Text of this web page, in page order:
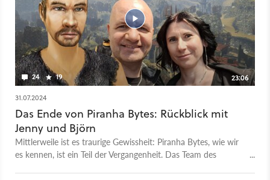
24 19
23:06
31.07.2024
Das Ende von Piranha Bytes: Rückblick mit
Jenny und Björn
Mittlerweile ist es traurige Gewissheit: Piranha Bytes, wie wir
es kennen, ist ein Teil der Vergangenheit. Das Team des